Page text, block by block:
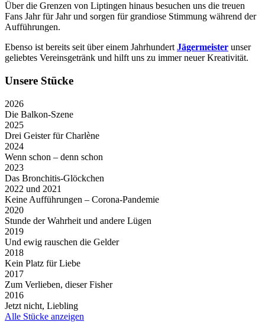
Über die Grenzen von Liptingen hinaus besuchen uns die treuen
Fans Jahr für Jahr und sorgen für grandiose Stimmung während der
Aufführungen.
Ebenso ist bereits seit über einem Jahrhundert Jägermeister unser
geliebtes Vereinsgetränk und hilft uns zu immer neuer Kreativität.
Unsere Stücke
2026
Die Balkon-Szene
2025
Drei Geister für Charlène
2024
Wenn schon – denn schon
2023
Das Bronchitis-Glöckchen
2022 und 2021
Keine Aufführungen – Corona-Pandemie
2020
Stunde der Wahrheit und andere Lügen
2019
Und ewig rauschen die Gelder
2018
Kein Platz für Liebe
2017
Zum Verlieben, dieser Fisher
2016
Jetzt nicht, Liebling
Alle Stücke anzeigen